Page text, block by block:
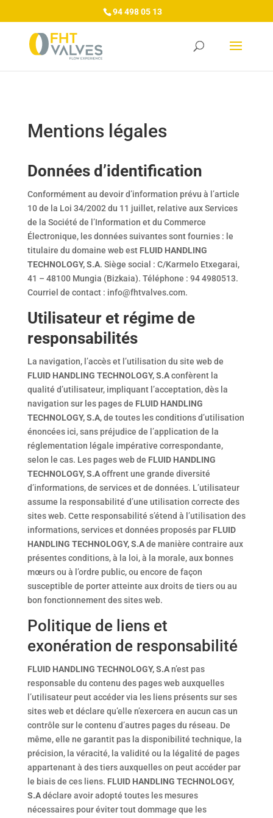
/*/Tag Manager/*/ /*/Google Ads/*/
94 498 05 13
Mentions légales
Données d’identification
Conformément au devoir d’information prévu à l’article
10 de la Loi 34/2002 du 11 juillet, relative aux Services
de la Société de l’Information et du Commerce
Électronique, les données suivantes sont fournies : le
titulaire du domaine web est FLUID HANDLING
TECHNOLOGY, S.A. Siège social : C/Karmelo Etxegarai,
41 – 48100 Mungia (Bizkaia). Téléphone : 94 4980513.
Courriel de contact : info@fhtvalves.com.
Utilisateur et régime de
responsabilités
La navigation, l’accès et l’utilisation du site web de
FLUID HANDLING TECHNOLOGY, S.Aconfèrent la
qualité d’utilisateur, impliquant l’acceptation, dès la
navigation sur les pages de FLUID HANDLING
TECHNOLOGY, S.A, de toutes les conditions d’utilisation
énoncées ici, sans préjudice de l’application de la
réglementation légale impérative correspondante,
selon le cas. Les pages web de FLUID HANDLING
TECHNOLOGY, S.Aoffrent une grande diversité
d’informations, de services et de données. L’utilisateur
assume la responsabilité d’une utilisation correcte des
sites web. Cette responsabilité s’étend à l’utilisation des
informations, services et données proposés par FLUID
HANDLING TECHNOLOGY, S.Ade manière contraire aux
présentes conditions, à la loi, à la morale, aux bonnes
mœurs ou à l’ordre public, ou encore de façon
susceptible de porter atteinte aux droits de tiers ou au
bon fonctionnement des sites web.
Politique de liens et
exonération de responsabilité
FLUID HANDLING TECHNOLOGY, S.An’est pas
responsable du contenu des pages web auxquelles
l’utilisateur peut accéder via les liens présents sur ses
sites web et déclare qu’elle n’exercera en aucun cas un
contrôle sur le contenu d’autres pages du réseau. De
même, elle ne garantit pas la disponibilité technique, la
précision, la véracité, la validité ou la légalité de pages
appartenant à des tiers auxquelles on peut accéder par
le biais de ces liens. FLUID HANDLING TECHNOLOGY,
S.Adéclare avoir adopté toutes les mesures
nécessaires pour éviter tout dommage que les